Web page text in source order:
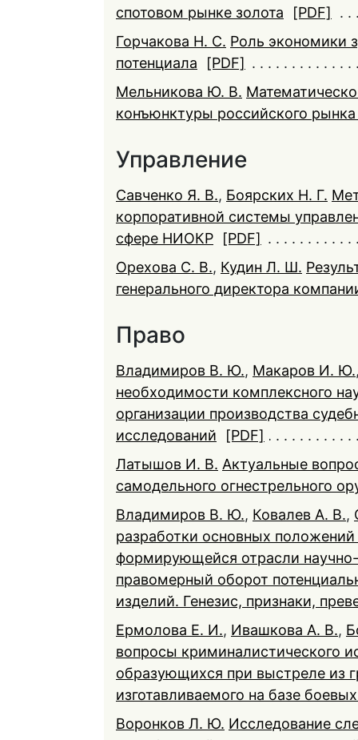
спотовом рынке золота
[PDF]
Горчакова Н. С. Роль экономики
потенциала
[PDF]
Мельникова Ю. В.
конъюнктуры российского рынка
Управление
Савченко Я. В., Боярских Н. Г.
корпоративной системы
сфере НИОКР
[PDF]
Орехова С. В., Кудин Л. Ш.
генерального директора
Право
Владимиров В. Ю., Макаров И. Ю.
необходимости комплексного
организации производства
исследований
[PDF]
Латышов И. В. Актуальные
самодельного огнестрельного
Владимиров В. Ю., Ковалев А. В.,
разработки основных
формирующейся отрасли
правомерный оборот
изделий. Генезис, признаки,
Ермолова Е. И., Ивашкова А. В.,
вопросы криминалистического
образующихся при выстреле из
изготавливаемого на базе
Воронков Л. Ю. Исследование